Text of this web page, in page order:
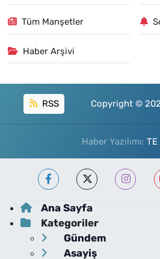
Tüm Manşetler
Haber Arşivi
RSS Copyright ©
Haber Yazılımı:
Ana Sayfa
Kategoriler
Gündem
Asayiş